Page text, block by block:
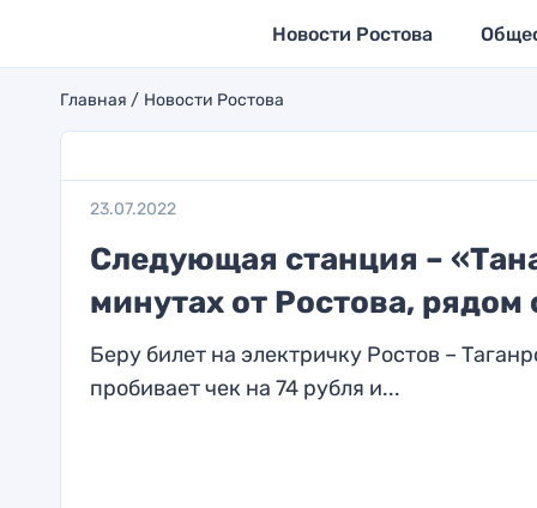
Новости Ростова
Главная Новости Ростова
23.07.2022
Следующая станция –
минутах от Ростова,
Беру билет на электричку Ростов –
пробивает чек на 74 рубля и...